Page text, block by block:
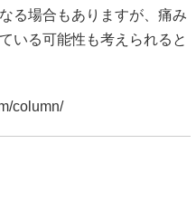
る場合もありますが、痛み
いる可能性も考えられると
column/